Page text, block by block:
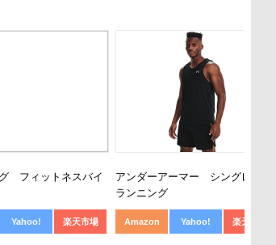
フィットネスバイ
Yahoo! 楽天市場
アンダーアーマー シングレット
ランニング
Amazon Yahoo! 楽天市場